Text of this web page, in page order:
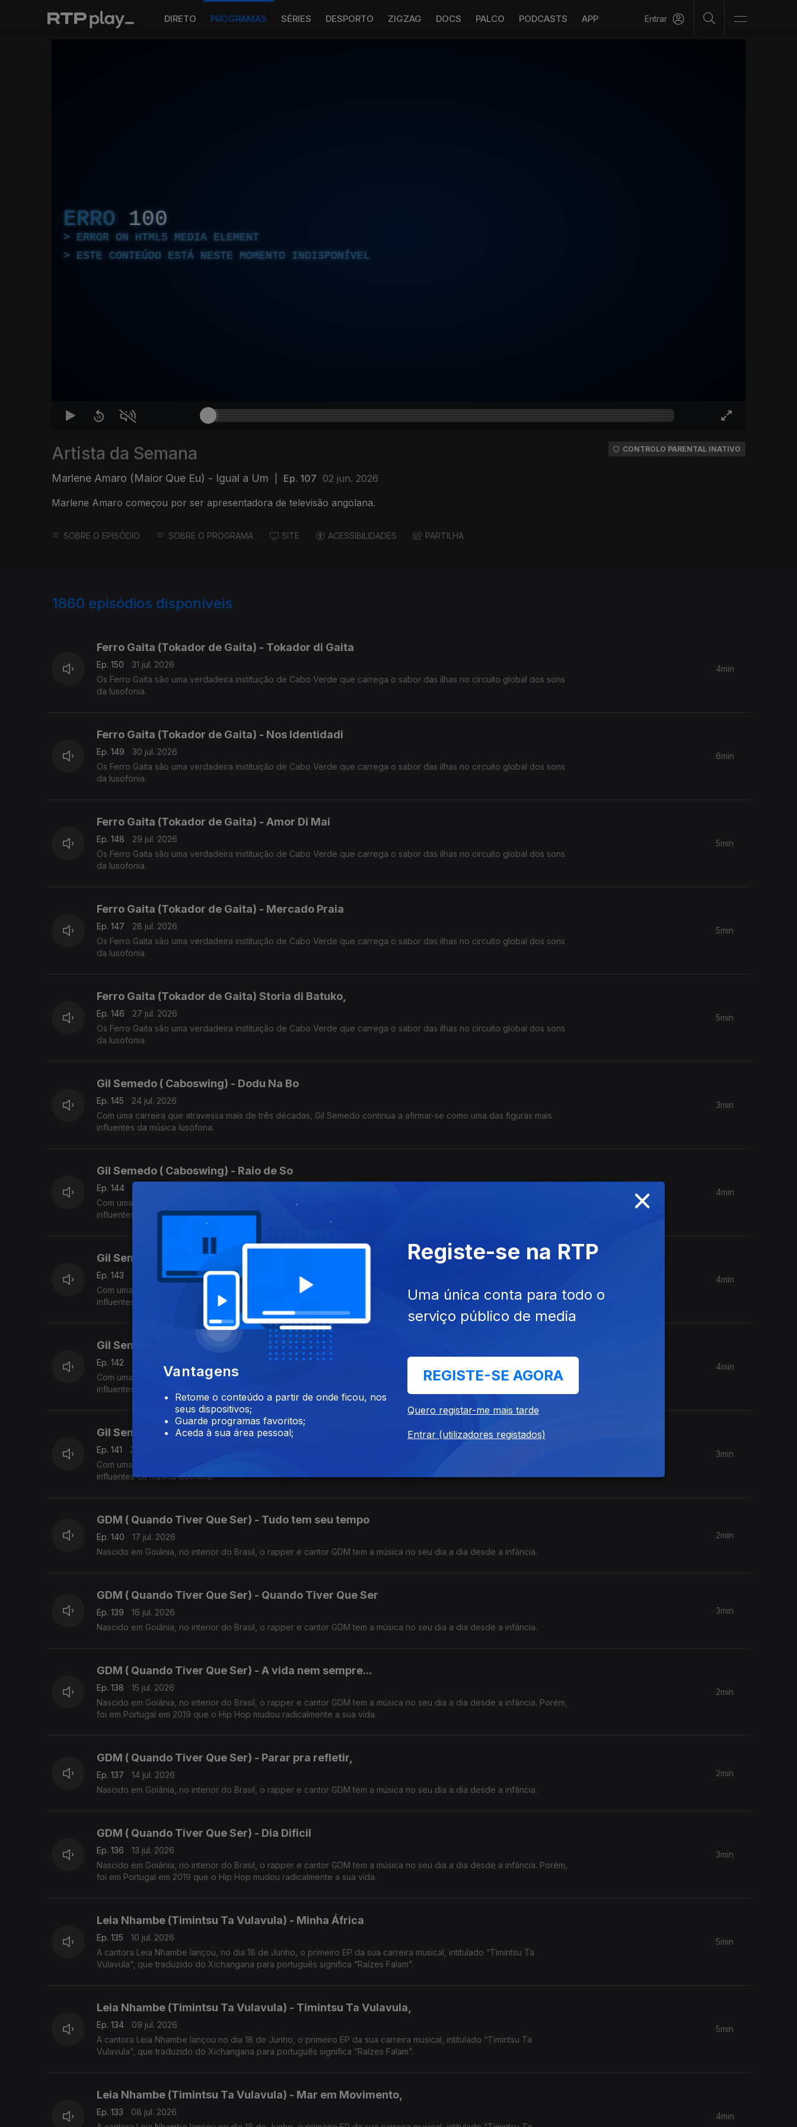
DIRETO PROGRAMAS SÉRIES DESPORTO ZIGZAG DOCS PALCO PODCASTS APP Entrar
ERRO 100
ERROR ON HTML5 MEDIA ELEMENT
ESTE CONTEÚDO ESTÁ NESTE MOMENTO INDISPONÍVEL
Artista da Semana
Marlene Amaro (Maior Que Eu) - Igual a Um Ep. 107 02 jun. 2026
Marlene Amaro começou por ser apresentadora de televisão angolana.
CONTROLO PARENTAL INATIVO
SOBRE O EPISÓDIO SOBRE O PROGRAMA SITE ACESSIBILIDADES PARTILHA
1860 episódios disponíveis
Ferro Gaita (Tokador de Gaita) - Tokador di Gaita
Ep. 150
31 jul. 2026
Os Ferro Gaita são uma verdadeira instituição de Cabo Verde que carrega o sabor das ilhas no circuito global dos sons
da lusofonia.
4min
Ferro Gaita (Tokador de Gaita) - Nos Identidadi
Ep. 149
30 jul. 2026
Os Ferro Gaita são uma verdadeira instituição de Cabo Verde que carrega o sabor das ilhas no circuito global dos sons
da lusofonia.
6min
Ferro Gaita (Tokador de Gaita) - Amor Di Mai
Ep. 148
29 jul. 2026
Os Ferro Gaita são uma verdadeira instituição de Cabo Verde que carrega o sabor das ilhas no circuito global dos sons
da lusofonia.
5min
Ferro Gaita (Tokador de Gaita) - Mercado Praia
Ep. 147
28 jul. 2026
Os Ferro Gaita são uma verdadeira instituição de Cabo Verde que carrega o sabor das ilhas no circuito global dos sons
da lusofonia.
5min
Ferro Gaita (Tokador de Gaita) Storia di Batuko,
Ep. 146
27 jul. 2026
Os Ferro Gaita são uma verdadeira instituição de Cabo Verde que carrega o sabor das ilhas no circuito global dos sons
da lusofonia
5min
Gil Semedo ( Caboswing) - Dodu Na Bo
Ep. 145
24 jul. 2026
Com uma carreira que atravessa mais de três décadas, Gil Semedo continua a afirmar-se como uma das figuras mais
influentes da música lusófona.
3min
Gil Semedo ( Caboswing) - Raio de So
Ep. 144
Com uma carreira que atravessa mais de três décadas, Gil Semedo continua a afirmar-se como uma das figuras mais
influentes da música lusófona.
4min
Gil Semedo ( Caboswing) - Adiós Loneliness
Ep. 143
22 jul. 2026
Com uma carreira que atravessa mais de três décadas, Gil Semedo continua a afirmar-se como uma das figuras mais
influentes da música lusófona.
4min
Gil Semedo ( Caboswing) - Nos Batuku
Ep. 142
Com uma carreira que atravessa mais de três décadas, Gil Semedo continua a afirmar-se como uma das figuras mais
influentes da música lusófona. Em 2026, o artista apresenta “Caboswing: O Novo Capítulo”,
4min
Gil Semedo ( Caboswing) - Mama África
Ep. 141
20 jul. 2026
Com uma carreira que atravessa mais de três décadas, Gil Semedo continua a afirmar-se como uma das figuras mais
influentes da música lusófona.
3min
GDM ( Quando Tiver Que Ser) - Tudo tem seu tempo
Ep. 140
17 jul. 2026
Nascido em Goiânia, no interior do Brasil, o rapper e cantor GDM tem a música no seu dia a dia desde a infância.
2min
GDM ( Quando Tiver Que Ser) - Quando Tiver Que Ser
Ep. 139
16 jul. 2026
Nascido em Goiânia, no interior do Brasil, o rapper e cantor GDM tem a música no seu dia a dia desde a infância.
3min
GDM ( Quando Tiver Que Ser) - A vida nem sempre...
Ep. 138
15 jul. 2026
Nascido em Goiânia, no interior do Brasil, o rapper e cantor GDM tem a música no seu dia a dia desde a infância. Porém,
foi em Portugal em 2019 que o Hip Hop mudou radicalmente a sua vida.
2min
GDM ( Quando Tiver Que Ser) - Parar pra refletir,
Ep. 137
14 jul. 2026
Nascido em Goiânia, no interior do Brasil, o rapper e cantor GDM tem a música no seu dia a dia desde a infância.
2min
GDM ( Quando Tiver Que Ser) - Dia Dificil
Ep. 136
13 jul. 2026
Nascido em Goiânia, no interior do Brasil, o rapper e cantor GDM tem a música no seu dia a dia desde a infância. Porém,
foi em Portugal em 2019 que o Hip Hop mudou radicalmente a sua vida.
3min
Leia Nhambe (Timintsu Ta Vulavula) - Minha África
Ep. 135
10 jul. 2026
A cantora Leia Nhambe lançou, no dia 18 de Junho, o primeiro EP da sua carreira musical, intitulado “Timintsu Ta
Vulavula”, que traduzido do Xichangana para português significa “Raízes Falam”.
5min
Leia Nhambe (Timintsu Ta Vulavula) - Timintsu Ta Vulavula,
Ep. 134
09 jul. 2026
A cantora Leia Nhambe lançou no dia 18 de Junho, o primeiro EP da sua carreira musical, intitulado “Timintsu Ta
Vulavula”, que traduzido do Xichangana para português significa “Raízes Falam”.
5min
Leia Nhambe (Timintsu Ta Vulavula) - Mar em Movimento,
Ep. 133
08 jul. 2026
4min
×
Vantagens
Retome o conteúdo a partir de onde ficou, nos
seus dispositivos;
Guarde programas favoritos;
Aceda à sua área pessoal;
Registe-se na RTP
Uma única conta para todo o
serviço público de media
REGISTE-SE AGORA
Quero registar-me mais tarde
Entrar (utilizadores registados)